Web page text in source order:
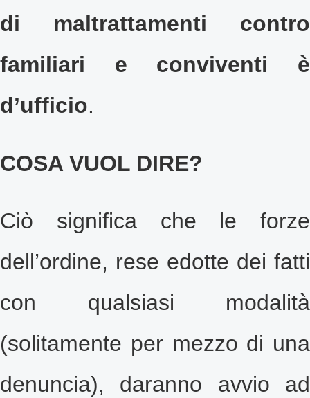
di maltrattamenti contro
familiari e conviventi è
d’ufficio.
COSA VUOL DIRE?
Ciò significa che le forze
dell’ordine, rese edotte dei fatti
con qualsiasi modalità
(solitamente per mezzo di una
denuncia), daranno avvio ad